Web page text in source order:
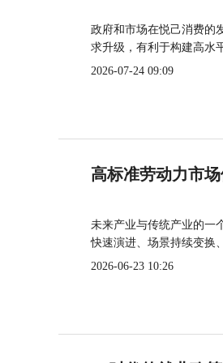
政府和市场在悦己消费的
求升级，有利于构建高水
2026-07-24 09:09
高标准劳动力市
未来产业与传统产业的一
快速演进、场景持续变换
2026-06-23 10:26